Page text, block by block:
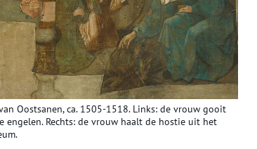
Oostsanen, ca. 1505-1518. Links: de vrouw gooit
engelen. Rechts: de vrouw haalt de hostie uit het